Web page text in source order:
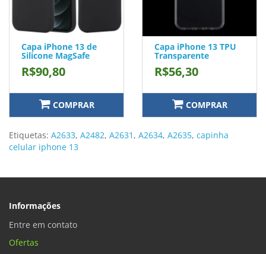
Capa iPhone 13 de
Silicone MagSafe
R$90,80
COMPRAR
Capa iPhone 13 TPU
Transparente
R$56,30
COMPRAR
Etiquetas: A2633, A2482, A2631 , A2634, A2635, capinha
celular iphone 13
Informações
Entre em contato
Ofertas